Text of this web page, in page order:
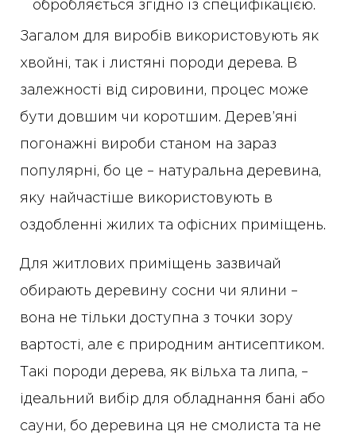
обробляється згідно із специфікацією.
Загалом для виробів використовують як
хвойні, так і листяні породи дерева. В
залежності від сировини, процес може
бути довшим чи коротшим. Дерев’яні
погонажні вироби станом на зараз
популярні, бо це – натуральна деревина,
яку найчастіше використовують в
оздобленні жилих та офісних приміщень.
Для житлових приміщень зазвичай
обирають деревину сосни чи ялини –
вона не тільки доступна з точки зору
вартості, але є природним антисептиком.
Такі породи дерева, як вільха та липа, –
ідеальний вибір для обладнання бані або
сауни, бо деревина ця не смолиста та не